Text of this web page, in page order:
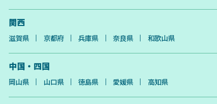
関西
滋賀県 京都府 兵庫県 奈良県 和歌山県
中国・四国
岡山県 山口県 徳島県 愛媛県 高知県